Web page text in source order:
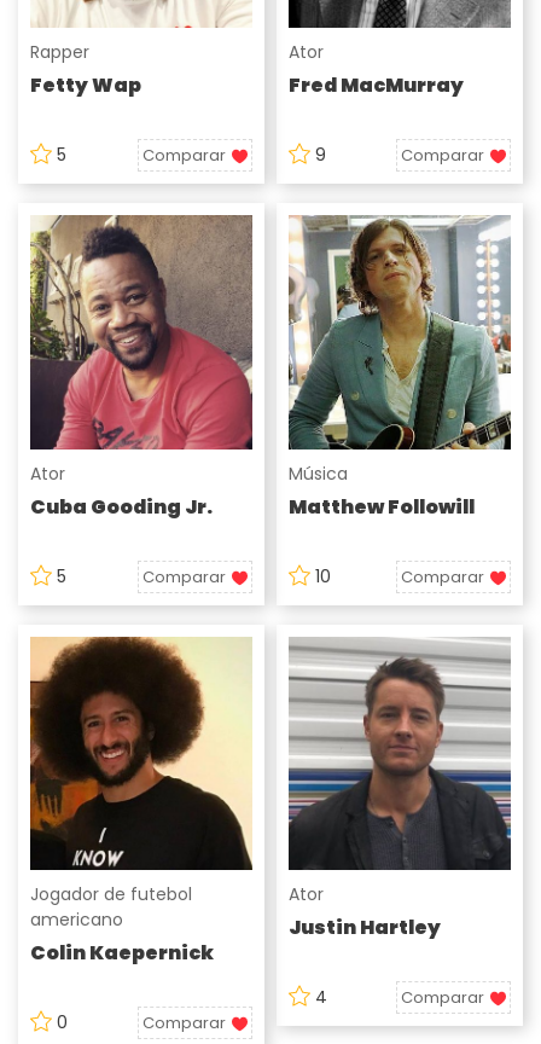
Rapper
Fetty Wap
5 Comparar
Ator
Fred MacMurray
9 Comparar
Ator
Cuba Gooding Jr.
5 Comparar
Música
Matthew Followill
10 Comparar
Jogador de futebol
americano
Colin Kaepernick
0 Comparar
Ator
Justin Hartley
4 Comparar